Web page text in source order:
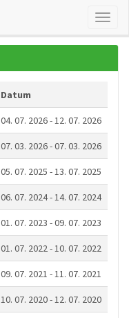
Změna
Datum
04. 07. 2026 - 12. 07. 2026
07. 03. 2026 - 07. 03. 2026
05. 07. 2025 - 13. 07. 2025
06. 07. 2024 - 14. 07. 2024
01. 07. 2023 - 09. 07. 2023
01. 07. 2022 - 10. 07. 2022
09. 07. 2021 - 11. 07. 2021
10. 07. 2020 - 12. 07. 2020